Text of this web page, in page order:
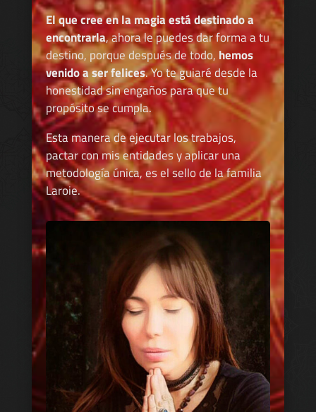
El que cree en la magia está destinado a
encontrarla, ahora le puedes dar forma a tu
destino, porque después de todo, hemos
venido a ser felices. Yo te guiaré desde la
honestidad sin engaños para que tu
propósito se cumpla.
Esta manera de ejecutar los trabajos,
pactar con mis entidades y aplicar una
metodología única, es el sello de la familia
Laroie.